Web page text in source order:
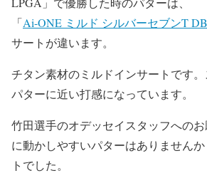
「Ai-ONE ミルド シルバーセブンT DB
サートが違います。
チタン素材のミルドインサートです
パターに近い打感になっています。
竹田選手のオデッセイスタッフへの
に動かしやすいパターはありません
トでした。